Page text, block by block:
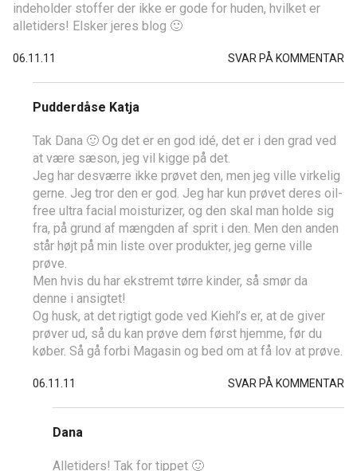
indeholder stoffer der ikke er gode for huden, hvilket er
alletiders! Elsker jeres blog 🙂
06.11.11 SVAR PÅ KOMMENTAR
Pudderdåse Katja
Tak Dana 🙂 Og det er en god idé, det er i den grad ved
at være sæson, jeg vil kigge på det.
Jeg har desværre ikke prøvet den, men jeg ville virkelig
gerne. Jeg tror den er god. Jeg har kun prøvet deres oil-
free ultra facial moisturizer, og den skal man holde sig
fra, på grund af mængden af sprit i den. Men den anden
står højt på min liste over produkter, jeg gerne ville
prøve.
Men hvis du har ekstremt tørre kinder, så smør da
denne i ansigtet!
Og husk, at det rigtigt gode ved Kiehl’s er, at de giver
prøver ud, så du kan prøve dem først hjemme, før du
køber. Så gå forbi Magasin og bed om at få lov at prøve.
06.11.11 SVAR PÅ KOMMENTAR
Dana
Alletiders! Tak for tippet 🙂